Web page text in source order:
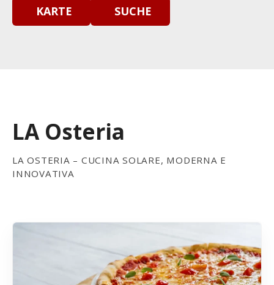
KARTE SUCHE
LA Osteria
LA OSTERIA – CUCINA SOLARE, MODERNA E
INNOVATIVA